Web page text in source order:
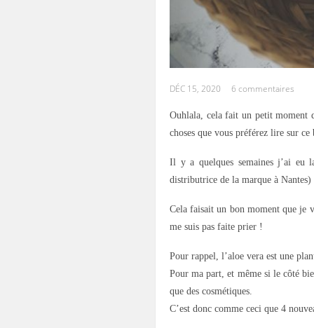
DÉC 15, 2020 6 commentaires
Ouhlala, cela fait un petit moment
choses que vous préférez lire sur
Il y a quelques semaines j’ai eu
distributrice de la marque à
Cela faisait un bon moment que je
me suis pas faite prier !
Pour rappel, l’aloe vera est une
Pour ma part, et même si le côté
que des cosmétiques.
C’est donc comme ceci que 4